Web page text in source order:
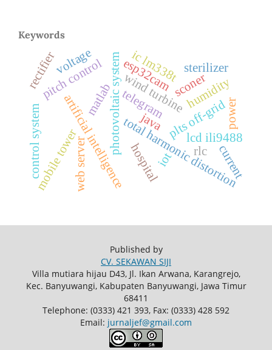
Keywords
artificial intelligencetotal harmonic distortion
photovoltaic system plts off-grid
mobile tower iot
telegram
wind turbine
pitch control
matlab
esp32cam
lcd ili9488
sconer
web server
control system
sterilizer
hospital
humidity
ic lm338t
rlc
power
java
rectifiervoltage
current
Published by
CV. SEKAWAN SIJI
Villa mutiara hijau D43, Jl. Ikan Arwana, Karangrejo,
Kec. Banyuwangi, Kabupaten Banyuwangi, Jawa Timur
68411
Telephone: (0333) 421 393, Fax: (0333) 428 592
Email: jurnaljef@gmail.com